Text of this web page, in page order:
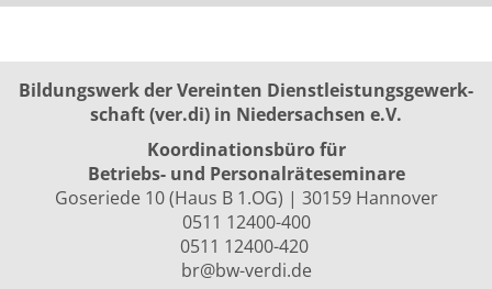
Bildungswerk der Vereinten Dienst­leis­tungs­ge­werk­
schaft (ver.di) in Niedersachsen e.V.
Koordinationsbüro für
Betriebs- und Personalräte­seminare
Goseriede 10 (Haus B 1.OG) | 30159 Hannover
0511 12400-400
0511 12400-420
br@bw-verdi.de